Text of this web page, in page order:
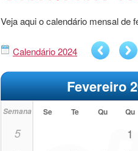
Veja aqui o calendário mensal de
Calendário 2024
Fevereiro
Semana Se Te Qu Qu
5 1